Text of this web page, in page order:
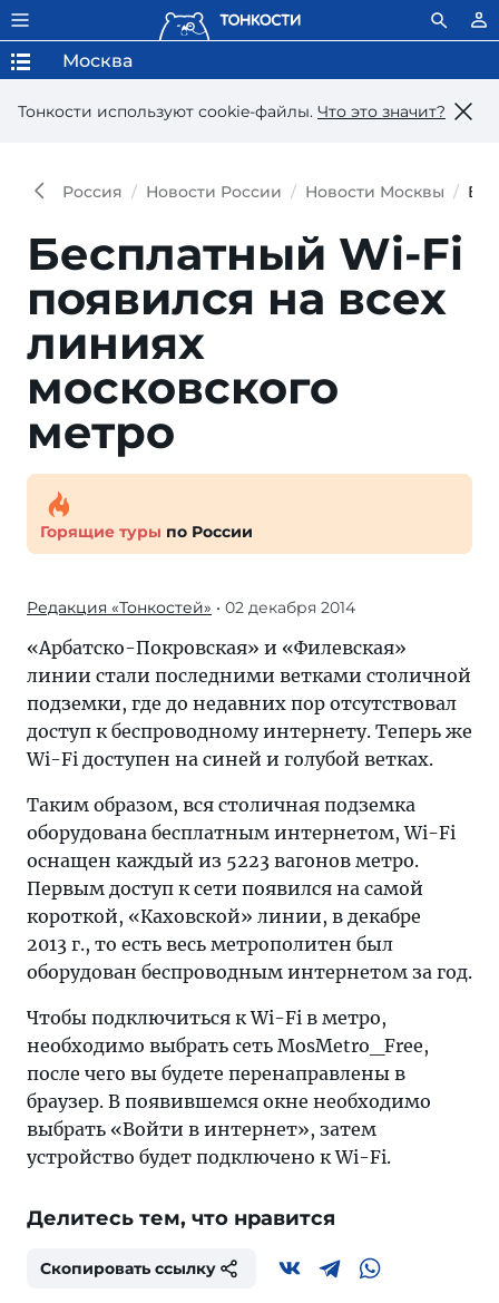
Тонкости используют сookie-файлы. Что это значит?
Москва
Россия Новости России Новости Москвы
Бесплатный Wi-Fi
появился на всех
линиях
московского
метро
Горящие туры по России
Редакция «Тонкостей» • 02 декабря 2014
«Арбатско-Покровская» и «Филевская»
линии стали последними ветками столичной
подземки, где до недавних пор отсутствовал
доступ к беспроводному интернету. Теперь же
Wi-Fi доступен на синей и голубой ветках.
Таким образом, вся столичная подземка
оборудована бесплатным интернетом, Wi-Fi
оснащен каждый из 5223 вагонов метро.
Первым доступ к сети появился на самой
короткой, «Каховской» линии, в декабре
2013 г., то есть весь метрополитен был
оборудован беспроводным интернетом за год.
Чтобы подключиться к Wi-Fi в метро,
необходимо выбрать сеть MosMetro_Free,
после чего вы будете перенаправлены в
браузер. В появившемся окне необходимо
выбрать «Войти в интернет», затем
устройство будет подключено к Wi-Fi.
Делитесь тем, что нравится
Скопировать ссылку